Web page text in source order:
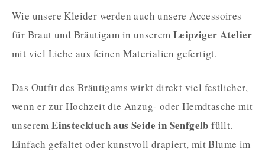
Wie unsere Kleider werden auch unsere Accessoires
für Braut und Bräutigam in unserem Leipziger Atelier
mit viel Liebe aus feinen Materialien gefertigt.
Das Outfit des Bräutigams wirkt direkt viel festlicher,
wenn er zur Hochzeit die Anzug- oder Hemdtasche mit
unseremEinstecktuch aus Seide in Senfgelb füllt.
Einfach gefaltet oder kunstvoll drapiert, mit Blume im